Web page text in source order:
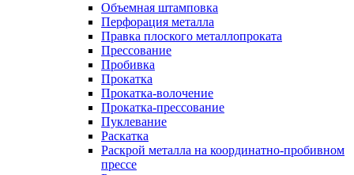
Объемная штамповка
Перфорация металла
Правка плоского металлопроката
Прессование
Пробивка
Прокатка
Прокатка-волочение
Прокатка-прессование
Пуклевание
Раскатка
Раскрой металла на координатно-пробивном
прессе